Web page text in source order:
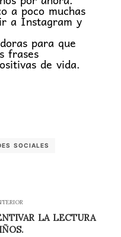
a poco muchas
a Instagram y
para que
frases
de vida.
SOCIALES
LA LECTURA